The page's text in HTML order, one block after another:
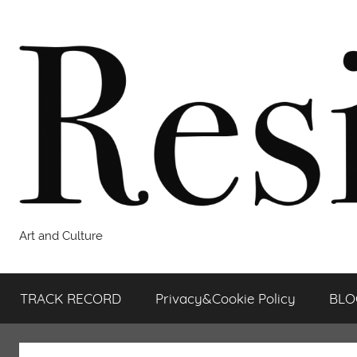
contenuto
Resilienza.art
Art and Culture
TRACK RECORD Privacy&Cookie Policy